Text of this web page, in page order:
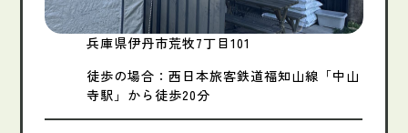
兵庫県伊丹市荒牧7丁目101
徒歩の場合：西日本旅客鉄道福知山線「中山
寺駅」から徒歩20分